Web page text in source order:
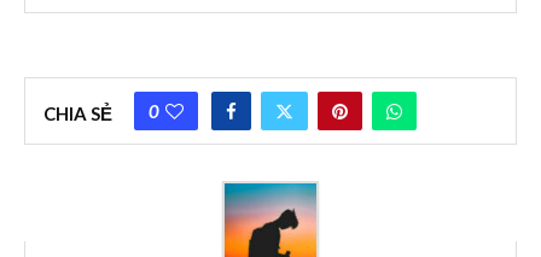
CHIA SẺ 0